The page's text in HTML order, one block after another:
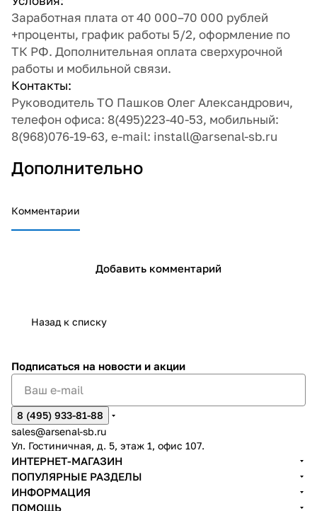
Заработная плата от 40 000–70 000 рублей
+проценты, график работы 5/2, оформление по
ТК РФ. Дополнительная оплата сверхурочной
работы и мобильной связи.
Контакты:
Руководитель ТО Пашков Олег Александрович,
телефон офиса: 8(495)223-40-53, мобильный:
8(968)076-19-63, e-mail: install@arsenal-sb.ru
Дополнительно
Комментарии
Добавить комментарий
Назад к списку
Подписаться на новости и акции
8 (495) 933-81-88
sales@arsenal-sb.ru
Ул. Гостиничная, д. 5, этаж 1, офис 107.
ИНТЕРНЕТ-МАГАЗИН
ПОПУЛЯРНЫЕ РАЗДЕЛЫ
ИНФОРМАЦИЯ
ПОМОЩЬ